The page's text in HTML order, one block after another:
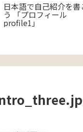
日本語で自己紹介を書
う 「プロフィール
profile1」